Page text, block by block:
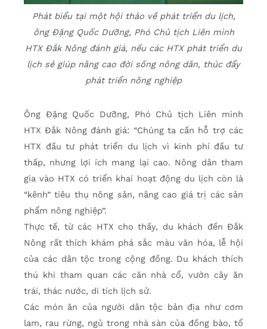
Phát biểu tại một hội thảo về phát triển du lịch,
ông Đặng Quốc Dưỡng, Phó Chủ tịch Liên minh
HTX Đắk Nông đánh giá, nếu các HTX phát triển du
lịch sẻ giúp nâng cao đời sống nông dân, thúc đẩy
phát triển nông nghiệp
Ông Đặng Quốc Dưỡng, Phó Chủ tịch Liên minh
HTX Đắk Nông đánh giá: “Chúng ta cần hỗ trợ các
HTX đầu tư phát triển du lịch vì kinh phí đầu tư
thấp, nhưng lợi ích mang lại cao. Nông dân tham
gia vào HTX có triển khai hoạt động du lịch còn là
“kênh” tiêu thụ nông sản, nâng cao giá trị các sản
phẩm nông nghiệp”.
Thực tế, từ các HTX cho thấy, du khách đến Đắk
Nông rất thích khám phá sắc màu văn hóa, lễ hội
của các dân tộc trong cộng đồng. Du khách thích
thú khi tham quan các căn nhà cổ, vườn cây ăn
trái, thác nước, di tích lịch sử.
Các món ăn của người dân tộc bản địa như cơm
lam, rau rừng, ngủ trong nhà sàn của đồng bào, tổ